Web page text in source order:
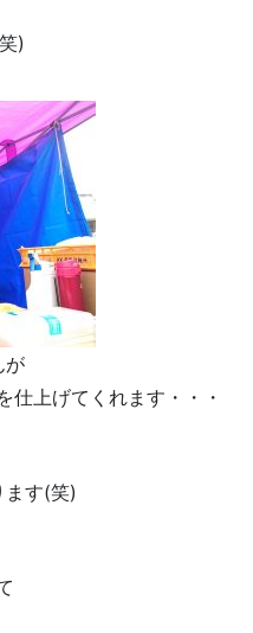
)
が
仕上げてくれます・・・
ます(笑)